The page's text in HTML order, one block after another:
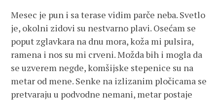
Mesec je pun i sa terase vidim parče neba. Svetlo
je, okolni zidovi su nestvarno plavi. Osećam se
poput zglavkara na dnu mora, koža mi pulsira,
ramena i nos su mi crveni. Možda bih i mogla da
se uzverem negde, komšijske stepenice su na
metar od mene. Senke na izlizanim pločicama se
pretvaraju u podvodne nemani, metar postaje